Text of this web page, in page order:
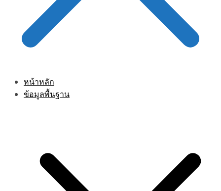
หน้าหลัก
ข้อมูลพื้นฐาน